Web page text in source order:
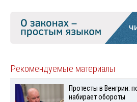
Рекомендуемые материалы
Протесты в Венгрии:
набирает обороты